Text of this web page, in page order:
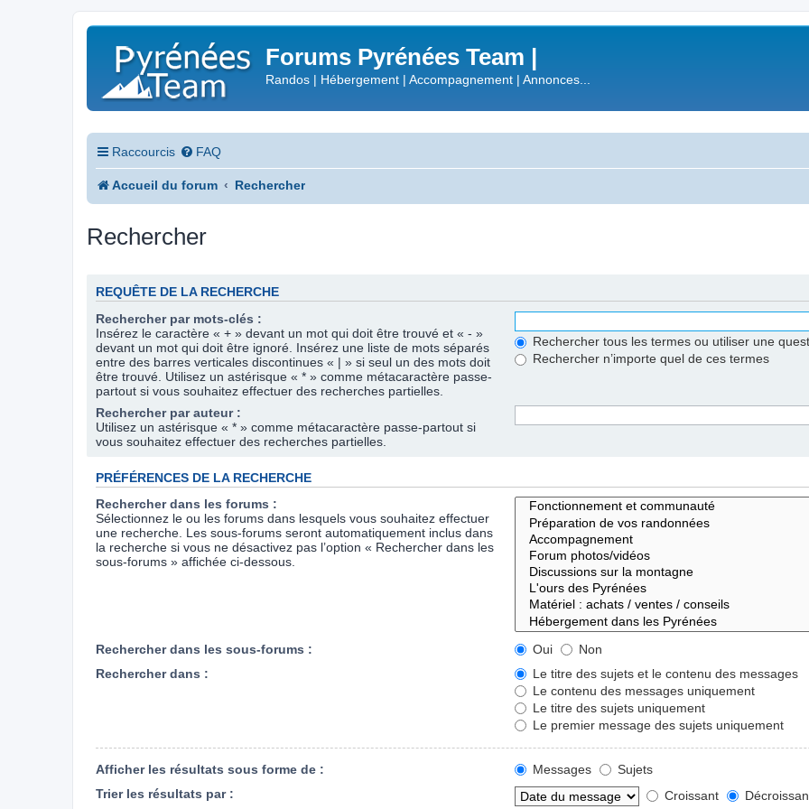
Forums Pyrénées Team |
Randos | Hébergement | Accompagnement | Annonces...
Raccourcis FAQ
Accueil du forum Rechercher
Rechercher
REQUÊTE DE LA RECHERCHE
Rechercher par mots-clés :
Insérez le caractère « + » devant un mot qui doit être trouvé et « - »
devant un mot qui doit être ignoré. Insérez une liste de mots séparés
entre des barres verticales discontinues « | » si seul un des mots doit
être trouvé. Utilisez un astérisque « * » comme métacaractère passe-
partout si vous souhaitez effectuer des recherches partielles.
Rechercher tous les termes ou utiliser une
Rechercher n’importe quel de ces termes
Rechercher par auteur :
Utilisez un astérisque « * » comme métacaractère passe-partout si
vous souhaitez effectuer des recherches partielles.
PRÉFÉRENCES DE LA RECHERCHE
Rechercher dans les forums :
Sélectionnez le ou les forums dans lesquels vous souhaitez effectuer
une recherche. Les sous-forums seront automatiquement inclus dans
la recherche si vous ne désactivez pas l’option « Rechercher dans les
sous-forums » affichée ci-dessous.
Rechercher dans les sous-forums : Oui
Non
Rechercher dans :
Le titre des sujets et le contenu des messages
Le contenu des messages uniquement
Le titre des sujets uniquement
Le premier message des sujets uniquement
Afficher les résultats sous forme de : Messages
Sujets
Trier les résultats par :
Croissant